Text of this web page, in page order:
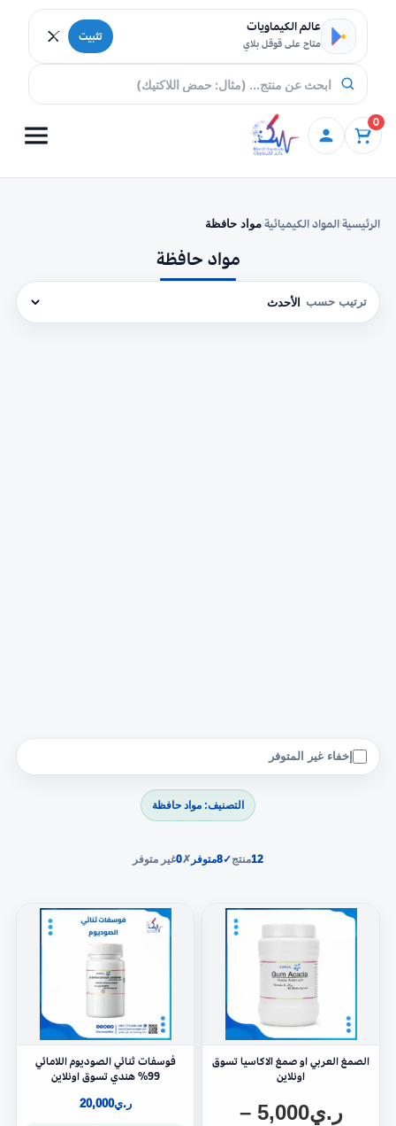
تخطي إلى المحتوى
عالم الكيماويات
متاح على قوقل بلاي تثبيت
0
الرئيسيةالمواد الكيميائية مواد حافظة
مواد حافظة
ترتيب حسب
إخفاء غير المتوفر
التصنيف: مواد حافظة
12منتج✓
8متوفر ✗
0غير متوفر
الصمغ العربي او صمغ الاكاسيا تسوق
اونلاين
ر.ي5,000
–
فوسفات ثنائي الصوديوم اللامائي
99% هندي تسوق اونلاين
ر.ي20,000